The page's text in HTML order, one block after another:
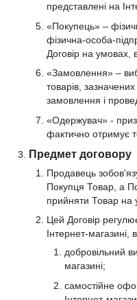
представлені на
«Покупець» –
фізична-особа-
Договір на умовах,
«Замовлення» –
товарів,
замовлення і
«Одержувач» -
фактично отримує
Предмет договору
Продавець
Покупця Товар, а
прийняти Товар на
Цей Договір
Інтернет-магазині,
добровільний
магазині;
самостійне